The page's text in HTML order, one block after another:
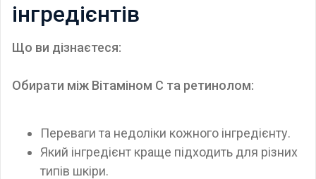
інгредієнтів
Що ви дізнаєтеся:
Обирати між Вітаміном C та ретинолом:
Переваги та недоліки кожного інгредієнту.
Який інгредієнт краще підходить для різних
типів шкіри.